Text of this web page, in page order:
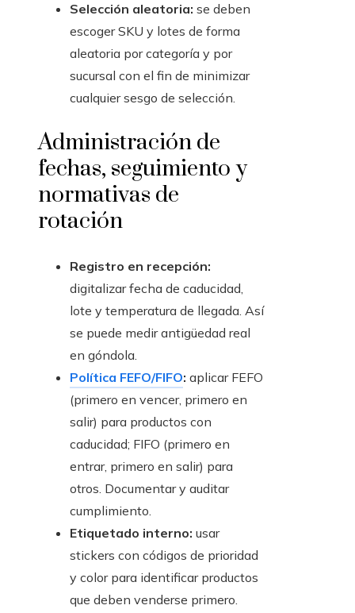
Selección aleatoria: se deben
escoger SKU y lotes de forma
aleatoria por categoría y por
sucursal con el fin de minimizar
cualquier sesgo de selección.
Administración de
fechas, seguimiento y
normativas de
rotación
Registro en recepción:
digitalizar fecha de caducidad,
lote y temperatura de llegada. Así
se puede medir antigüedad real
en góndola.
Política FEFO/FIFO: aplicar FEFO
(primero en vencer, primero en
salir) para productos con
caducidad; FIFO (primero en
entrar, primero en salir) para
otros. Documentar y auditar
cumplimiento.
Etiquetado interno: usar
stickers con códigos de prioridad
y color para identificar productos
que deben venderse primero.